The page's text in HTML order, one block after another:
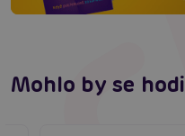
Mohlo by se